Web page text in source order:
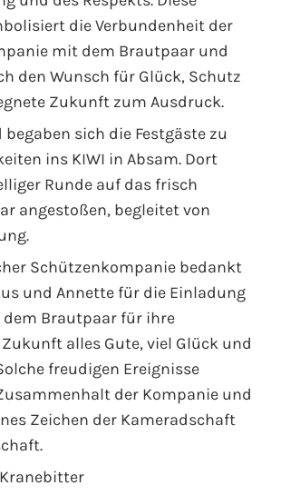
die Verbundenheit der
mit dem Brautpaar und
den Wunsch für Glück, Schutz
Zukunft zum Ausdruck.
sich die Festgäste zu
ins KIWI in Absam. Dort
Runde auf das frisch
angestoßen, begleitet von
Schützenkompanie bedankt
und Annette für die Einladung
Brautpaar für ihre
alles Gute, viel Glück und
freudigen Ereignisse
der Kompanie und
Zeichen der Kameradschaft